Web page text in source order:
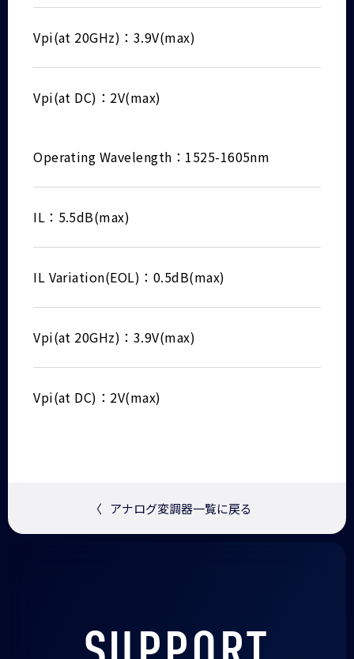
Vpi(at 20GHz)：3.9V(max)
Vpi(at DC)：2V(max)
Operating Wavelength：1525-1605nm
IL：5.5dB(max)
IL Variation(EOL)：0.5dB(max)
Vpi(at 20GHz)：3.9V(max)
Vpi(at DC)：2V(max)
〈 アナログ変調器一覧に戻る